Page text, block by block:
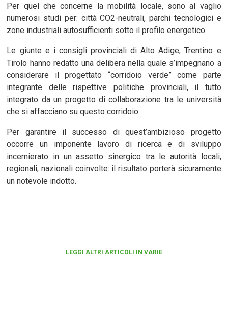
Per quel che concerne la mobilità locale, sono al vaglio
numerosi studi per: città CO2-neutrali, parchi tecnologici e
zone industriali autosufficienti sotto il profilo energetico.
Le giunte e i consigli provinciali di Alto Adige, Trentino e
Tirolo hanno redatto una delibera nella quale s’impegnano a
considerare il progettato “corridoio verde” come parte
integrante delle rispettive politiche provinciali, il tutto
integrato da un progetto di collaborazione tra le università
che si affacciano su questo corridoio.
Per garantire il successo di quest’ambizioso progetto
occorre un imponente lavoro di ricerca e di sviluppo
incernierato in un assetto sinergico tra le autorità locali,
regionali, nazionali coinvolte: il risultato porterà sicuramente
un notevole indotto.
LEGGI ALTRI ARTICOLI IN VARIE